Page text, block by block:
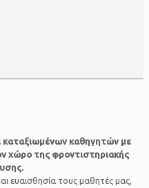
καταξιωμένων καθηγητών με
χώρο της φροντιστηριακής
ευαισθησία τους μαθητές μας,